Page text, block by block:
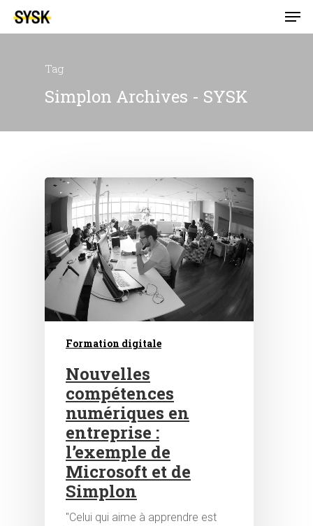
Hit enter to search or ESC to close
Tag
Simplon Archives - SYSK
Formation digitale
Nouvelles
compétences
numériques en
entreprise :
l’exemple de
Microsoft et de
Simplon
"Celui qui aime à apprendre est